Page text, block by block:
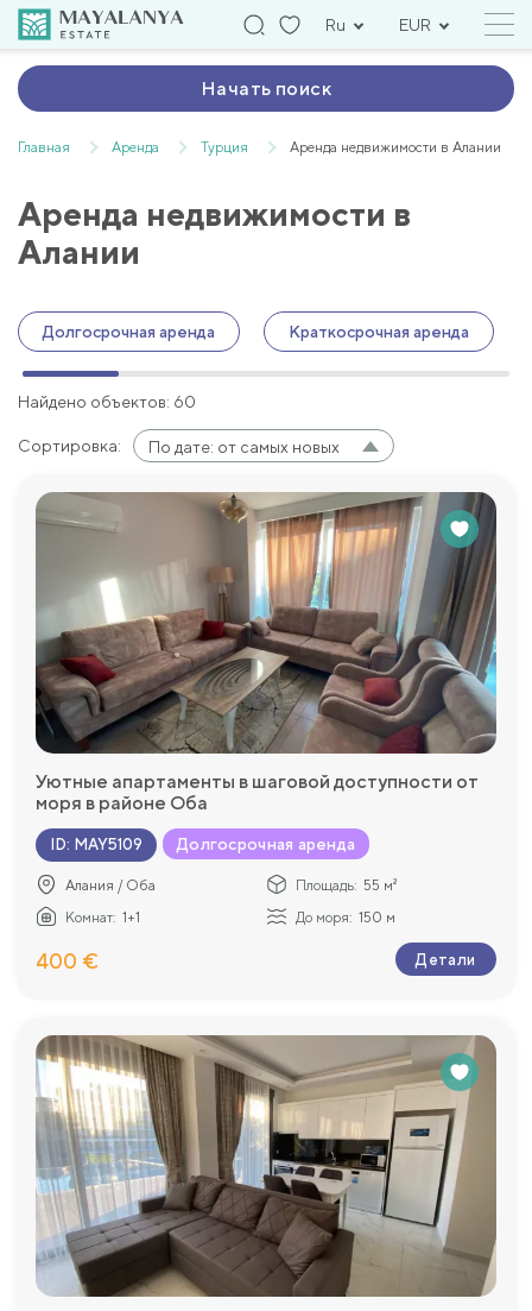
Ru EUR
Начать поиск
Главная Аренда Турция Аренда недвижимости в Алании
Аренда недвижимости в
Алании
Долгосрочная аренда Краткосрочная аренда
Найдено объектов: 60
Сортировка: По дате: от самых новых
Уютные апартаменты в шаговой доступности от
моря в районе Оба
ID: MAY5109 Долгосрочная аренда
Алания / Оба Площадь: 55 м²
Комнат: 1+1 До моря: 150 м
400 € Детали